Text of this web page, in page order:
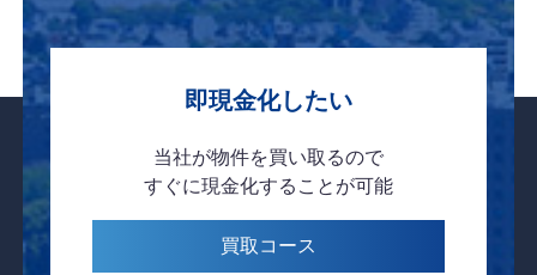
即現金化したい
当社が物件を買い取るので
すぐに現金化することが可能
買取 コース